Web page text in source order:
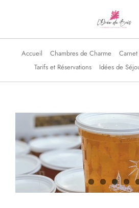
Accueil Chambres de Charme
Tarifs et Réservations
Idées de